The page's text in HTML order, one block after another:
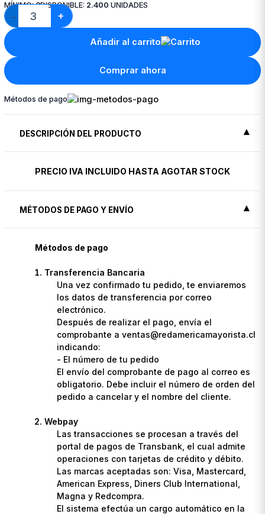
MÍNIMO:3DISPONIBLE: 2.400 UNIDADES
− +
Añadir al carrito
Comprar ahora
Métodos de pago
DESCRIPCIÓN DEL PRODUCTO
PRECIO IVA INCLUIDO HASTA AGOTAR STOCK
MÉTODOS DE PAGO Y ENVÍO
Métodos de pago
Transferencia Bancaria
Una vez confirmado tu pedido, te enviaremos
los datos de transferencia por correo
electrónico.
Después de realizar el pago, envía el
comprobante a ventas@redamericamayorista.cl
indicando:
- El número de tu pedido
El envío del comprobante de pago al correo es
obligatorio. Debe incluir el número de orden del
pedido a cancelar y el nombre del cliente.
Webpay
Las transacciones se procesan a través del
portal de pagos de Transbank, el cual admite
operaciones con tarjetas de crédito y débito.
Las marcas aceptadas son: Visa, Mastercard,
American Express, Diners Club International,
Magna y Redcompra.
El sistema efectúa un cargo automático en la